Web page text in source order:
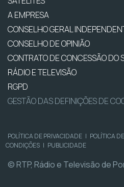
A EMPRESA
CONSELHO GERAL
CONSELHO DE OPINIÃO
CONTRATO DE CONCESSÃO DO
RÁDIO E TELEVISÃO
RGPD
GESTÃO DAS DEFINIÇÕES DE
POLÍTICA DE PRIVACIDADE | POLÍTICA
CONDIÇÕES | PUBLICIDADE
© RTP, Rádio e Televisão de